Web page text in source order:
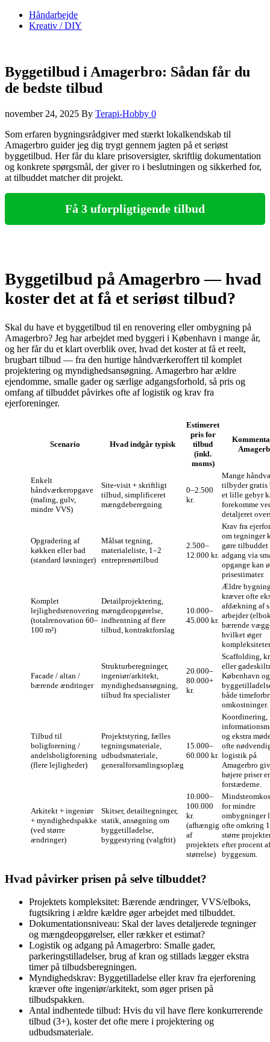
Håndarbejde
Kreativ / DIY
Byggetilbud i Amagerbro: Sådan får du
de bedste tilbud
november 24, 2025 By Terapi-Hobby 0
Som erfaren bygningsrådgiver med stærkt lokalkendskab til
Amagerbro guider jeg dig trygt gennem jagten på et seriøst
byggetilbud. Her får du klare prisoversigter, skriftlig dokumentation
og konkrete spørgsmål, der giver ro i beslutningen og sikkerhed for,
at tilbuddet matcher dit projekt.
Få 3 uforpligtigende tilbud
Byggetilbud på Amagerbro — hvad
koster det at få et seriøst tilbud?
Skal du have et byggetilbud til en renovering eller ombygning på
Amagerbro? Jeg har arbejdet med byggeri i København i mange år,
og her får du et klart overblik over, hvad det koster at få et reelt,
brugbart tilbud — fra den hurtige håndværkeroffert til komplet
projektering og myndighedsansøgning. Amagerbro har ældre
ejendomme, smalle gader og særlige adgangsforhold, så pris og
omfang af tilbuddet påvirkes ofte af logistik og krav fra
ejerforeninger.
Scenario Hvad indgår typisk
Estimeret
pris for
tilbud
(inkl.
moms)
Enkelt
håndværkeropgave
(maling, gulv,
mindre VVS)
Site‑visit + skriftligt
tilbud, simplificeret
mængdeberegning
0–2.500
kr.
Mange
tilbyder gratis
et lille gebyr
forekomme
detaljeret
Opgradering af
køkken eller bad
(standard løsninger)
Målsat tegning,
materialeliste, 1–2
entreprenørtilbud
2.500–
12.000 kr.
Krav fra
om tegninger
gøre tilbuddet
adgang via
opgange kan
prisestimater.
Komplet
lejlighedsrenovering
(totalrenovation 60–
100 m²)
Detailprojektering,
mængdeopgørelse,
indhentning af flere
tilbud, kontraktforslag
10.000–
45.000 kr.
Ældre
kræver ofte
afdækning af
arbejder
bærende
hvilket øger
Facade / altan /
bærende ændringer
Strukturberegninger,
ingeniør/arkitekt,
myndighedsansøgning,
tilbud fra specialister
20.000–
80.000+
kr.
Scaffolding,
eller
København og
både
omkostninger.
Tilbud til
boligforening /
andelsboligforening
(flere lejligheder)
Projektstyring, fælles
tegningsmateriale,
udbudsmateriale,
generalforsamlingsoplæg
15.000–
60.000 kr.
Koordinering,
og ekstra
ofte
logistik på
Amagerbro
højere priser
forstæderne.
Arkitekt + ingeniør
+ myndighedspakke
(ved større
ændringer)
Skitser, detailtegninger,
statik, ansøgning om
byggetilladelse,
byggestyring (valgfrit)
10.000–
100.000
kr.
(afhængig
af
projektets
størrelse)
for mindre
ombygninger
ofte omkring
større
efter procent af
byggesum.
Hvad påvirker prisen på selve tilbuddet?
Projektets kompleksitet: Bærende ændringer, VVS/elboks,
fugtsikring i ældre kældre øger arbejdet med tilbuddet.
Dokumentationsniveau: Skal der laves detaljerede tegninger
og mængdeopgørelser, eller rækker et estimat?
Logistik og adgang på Amagerbro: Smalle gader,
parkeringstilladelser, brug af kran og stillads lægger ekstra
timer på tilbudsberegningen.
Myndighedskrav: Byggetilladelse eller krav fra ejerforening
kræver ofte ingeniør/arkitekt, som øger prisen på
tilbudspakken.
Antal indhentede tilbud: Hvis du vil have flere konkurrerende
tilbud (3+), koster det ofte mere i projektering og
udbudsmateriale.